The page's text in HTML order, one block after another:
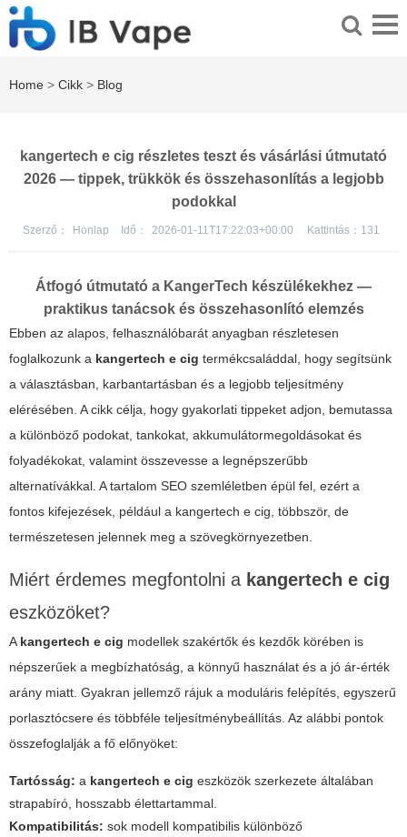
Home > Cikk > Blog
kangertech e cig részletes teszt és vásárlási útmutató
2026 — tippek, trükkök és összehasonlítás a legjobb
podokkal
Szerző： Honlap Idő： 2026-01-11T17:22:03+00:00 Kattintás： 131
Átfogó útmutató a KangerTech készülékekhez —
praktikus tanácsok és összehasonlító elemzés
Ebben az alapos, felhasználóbarát anyagban részletesen
foglalkozunk a kangertech e cig termékcsaláddal, hogy segítsünk
a választásban, karbantartásban és a legjobb teljesítmény
elérésében. A cikk célja, hogy gyakorlati tippeket adjon, bemutassa
a különböző podokat, tankokat, akkumulátormegoldásokat és
folyadékokat, valamint összevesse a legnépszerűbb
alternatívákkal. A tartalom SEO szemléletben épül fel, ezért a
fontos kifejezések, például a kangertech e cig, többször, de
természetesen jelennek meg a szövegkörnyezetben.
Miért érdemes megfontolni a kangertech e cig
eszközöket?
Akangertech e cig modellek szakértők és kezdők körében is
népszerűek a megbízhatóság, a könnyű használat és a jó ár-érték
arány miatt. Gyakran jellemző rájuk a moduláris felépítés, egyszerű
porlasztócsere és többféle teljesítménybeállítás. Az alábbi pontok
összefoglalják a fő előnyöket:
Tartósság: a kangertech e cig eszközök szerkezete általában
strapabíró, hosszabb élettartammal.
Kompatibilitás: sok modell kompatibilis különböző